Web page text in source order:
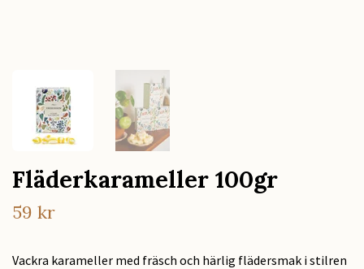
Fläderkarameller 100gr
59 kr
Vackra karameller med fräsch och härlig flädersmak i stilren